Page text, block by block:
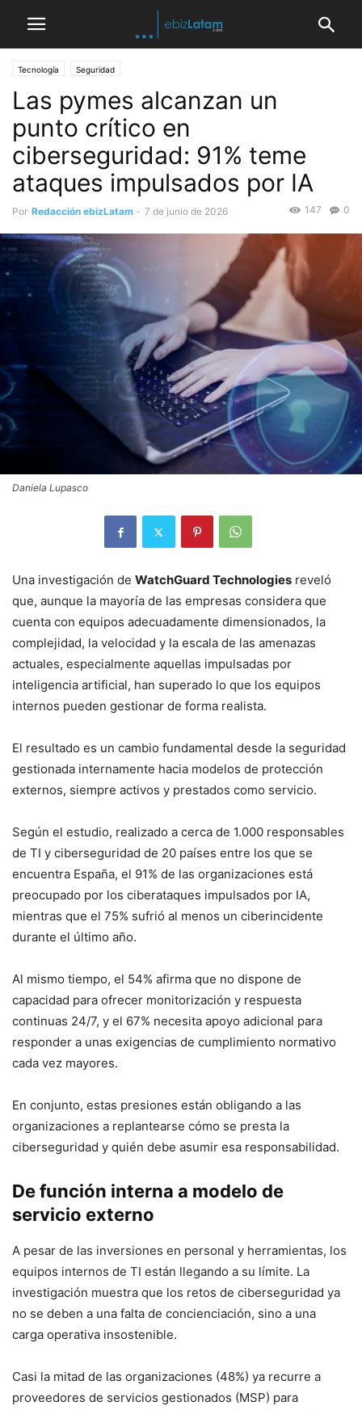
Tecnología Seguridad
Las pymes alcanzan un
punto crítico en
ciberseguridad: 91% teme
ataques impulsados por IA
Por Redacción ebizLatam - 7 de junio de 2026 0
147
Daniela Lupasco
Una investigación de WatchGuard Technologies reveló
que, aunque la mayoría de las empresas considera que
cuenta con equipos adecuadamente dimensionados, la
complejidad, la velocidad y la escala de las amenazas
actuales, especialmente aquellas impulsadas por
inteligencia artificial, han superado lo que los equipos
internos pueden gestionar de forma realista.
El resultado es un cambio fundamental desde la seguridad
gestionada internamente hacia modelos de protección
externos, siempre activos y prestados como servicio.
Según el estudio, realizado a cerca de 1.000 responsables
de TI y ciberseguridad de 20 países entre los que se
encuentra España, el 91% de las organizaciones está
preocupado por los ciberataques impulsados por IA,
mientras que el 75% sufrió al menos un ciberincidente
durante el último año.
Al mismo tiempo, el 54% afirma que no dispone de
capacidad para ofrecer monitorización y respuesta
continuas 24/7, y el 67% necesita apoyo adicional para
responder a unas exigencias de cumplimiento normativo
cada vez mayores.
En conjunto, estas presiones están obligando a las
organizaciones a replantearse cómo se presta la
ciberseguridad y quién debe asumir esa responsabilidad.
De función interna a modelo de
servicio externo
A pesar de las inversiones en personal y herramientas, los
equipos internos de TI están llegando a su límite. La
investigación muestra que los retos de ciberseguridad ya
no se deben a una falta de concienciación, sino a una
carga operativa insostenible.
Casi la mitad de las organizaciones (48%) ya recurre a
proveedores de servicios gestionados (MSP) para